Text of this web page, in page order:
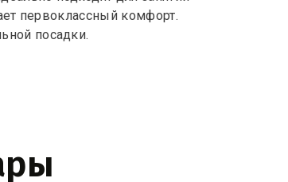
первоклассный комфорт.
посадки.